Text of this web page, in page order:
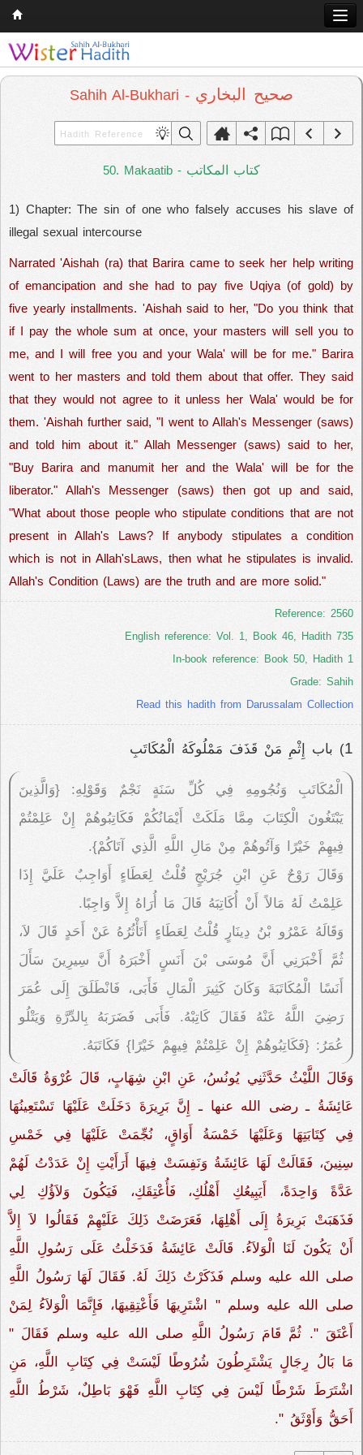
Home
Hadith
Comparative Religion
Sahih Al-Bukhari - صحيح البخاري
50. Makaatib - كتاب المكاتب
1) Chapter: The sin of one who falsely accuses his slave of
illegal sexual intercourse
Narrated 'Aishah (ra) that Barira came to seek her help writing
of emancipation and she had to pay five Uqiya (of gold) by
five yearly installments. 'Aishah said to her, "Do you think that
if I pay the whole sum at once, your masters will sell you to
me, and I will free you and your Wala' will be for me." Barira
went to her masters and told them about that offer. They said
that they would not agree to it unless her Wala' would be for
them. 'Aishah further said, "I went to Allah's Messenger (saws)
and told him about it." Allah Messenger (saws) said to her,
"Buy Barira and manumit her and the Wala' will be for the
liberator." Allah's Messenger (saws) then got up and said,
"What about those people who stipulate conditions that are not
present in Allah's Laws? If anybody stipulates a condition
which is not in Allah'sLaws, then what he stipulates is invalid.
Allah's Condition (Laws) are the truth and are more solid."
Reference: 2560
English reference: Vol. 1, Book 46, Hadith 735
In-book reference: Book 50, Hadith 1
Grade: Sahih
Read this hadith from Darussalam Collection
1) باب إِثْمِ مَنْ قَذَفَ مَمْلُوكَهُ الْمُكَاتَبِ
الْمُكَاتَبِ وَنُجُومِهِ فِي كُلِّ سَنَةٍ نَجْمٌ وَقَوْلِهِ: {وَالَّذِينَ
يَبْتَغُونَ الْكِتَابَ مِمَّا مَلَكَتْ أَيْمَانُكُمْ فَكَاتِبُوهُمْ إِنْ عَلِمْتُمْ
فِيهِمْ خَيْرًا وَآتُوهُمْ مِنْ مَالِ اللَّهِ الَّذِي آتَاكُمْ}.
وَقَالَ رَوْحٌ عَنِ ابْنِ جُرَيْجٍ قُلْتُ لِعَطَاءٍ أَوَاجِبٌ عَلَيَّ إِذَا
عَلِمْتُ لَهُ مَالاً أَنْ أُكَاتِبَهُ قَالَ مَا أُرَاهُ إِلاَّ وَاجِبًا.
وَقَالَهُ عَمْرُو بْنُ دِينَارٍ قُلْتُ لِعَطَاءٍ أَتَأْثُرُهُ عَنْ أَحَدٍ قَالَ لاَ،
ثُمَّ أَخْبَرَنِي أَنَّ مُوسَى بْنَ أَنَسٍ أَخْبَرَهُ أَنَّ سِيرِينَ سَأَلَ
أَنَسًا الْمُكَاتَبَةَ وَكَانَ كَثِيرَ الْمَالِ فَأَبَى، فَانْطَلَقَ إِلَى عُمَرَ
رَضِيَ اللَّهُ عَنْهُ فَقَالَ كَاتِبْهُ. فَأَبَى فَضَرَبَهُ بِالدِّرَّةِ وَيَتْلُو
عُمَرُ: {فَكَاتِبُوهُمْ إِنْ عَلِمْتُمْ فِيهِمْ خَيْرًا} فَكَاتَبَهُ.
وَقَالَ اللَّيْثُ حَدَّثَنِي يُونُسُ، عَنِ ابْنِ شِهَابٍ، قَالَ عُرْوَةُ قَالَتْ
عَائِشَةُ ـ رضى الله عنها ـ إِنَّ بَرِيرَةَ دَخَلَتْ عَلَيْهَا تَسْتَعِينُهَا
فِي كِتَابَتِهَا وَعَلَيْهَا خَمْسَةُ أَوَاقٍ، نُجِّمَتْ عَلَيْهَا فِي خَمْسِ
سِنِينَ، فَقَالَتْ لَهَا عَائِشَةُ وَنَفِسَتْ فِيهَا أَرَأَيْتِ إِنْ عَدَدْتُ لَهُمْ
عَدَّةً وَاحِدَةً، أَيَبِيعُكِ أَهْلُكِ، فَأُعْتِقَكِ، فَيَكُونَ وَلاَؤُكِ لِي
فَذَهَبَتْ بَرِيرَةُ إِلَى أَهْلِهَا، فَعَرَضَتْ ذَلِكَ عَلَيْهِمْ فَقَالُوا لاَ إِلاَّ
أَنْ يَكُونَ لَنَا الْوَلاَءُ‏.‏ قَالَتْ عَائِشَةُ فَدَخَلْتُ عَلَى رَسُولِ اللَّهِ
صلى الله عليه وسلم فَذَكَرْتُ ذَلِكَ لَهُ‏.‏ فَقَالَ لَهَا رَسُولُ اللَّهِ
صلى الله عليه وسلم ‏"‏ اشْتَرِيهَا فَأَعْتِقِيهَا، فَإِنَّمَا الْوَلاَءُ لِمَنْ
أَعْتَقَ ‏"‏‏.‏ ثُمَّ قَامَ رَسُولُ اللَّهِ صلى الله عليه وسلم فَقَالَ ‏"‏
مَا بَالُ رِجَالٍ يَشْتَرِطُونَ شُرُوطًا لَيْسَتْ فِي كِتَابِ اللَّهِ، مَنِ
اشْتَرَطَ شَرْطًا لَيْسَ فِي كِتَابِ اللَّهِ فَهْوَ بَاطِلٌ، شَرْطُ اللَّهِ
أَحَقُّ وَأَوْثَقُ ‏"‏‏.‏